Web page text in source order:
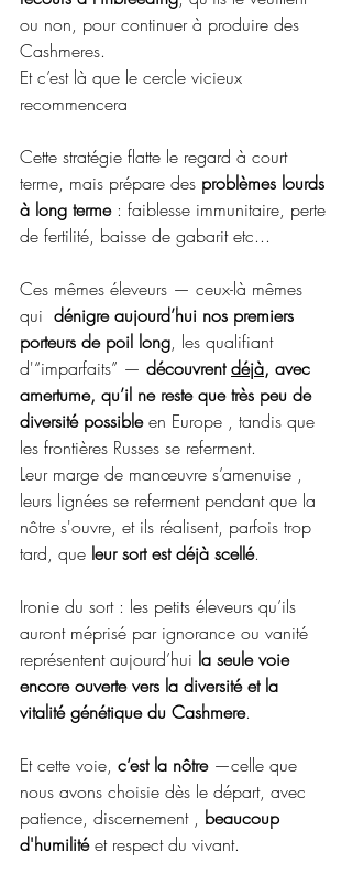
ou non, pour continuer à produire des
Cashmeres.
Et c’est là que le cercle vicieux
recommencera
Cette stratégie flatte le regard à court
terme, mais prépare des problèmes lourds
à long terme : faiblesse immunitaire, perte
de fertilité, baisse de gabarit etc...
Ces mêmes éleveurs — ceux-là mêmes
qui dénigre aujourd’hui nos premiers
porteurs de poil long, les qualifiant
d'“imparfaits” — découvrent déjà, avec
amertume, qu’il ne reste que très peu de
diversité possible en Europe , tandis que
les frontières Russes se referment.
Leur marge de manœuvre s’amenuise ,
leurs lignées se referment pendant que la
nôtre s'ouvre, et ils réalisent, parfois trop
tard, que leur sort est déjà scellé.
Ironie du sort : les petits éleveurs qu’ils
auront méprisé par ignorance ou vanité
représentent aujourd’hui la seule voie
encore ouverte vers la diversité et la
vitalité génétique du Cashmere.
Et cette voie, c’est la nôtre —celle que
nous avons choisie dès le départ, avec
patience, discernement , beaucoup
d'humilité et respect du vivant.